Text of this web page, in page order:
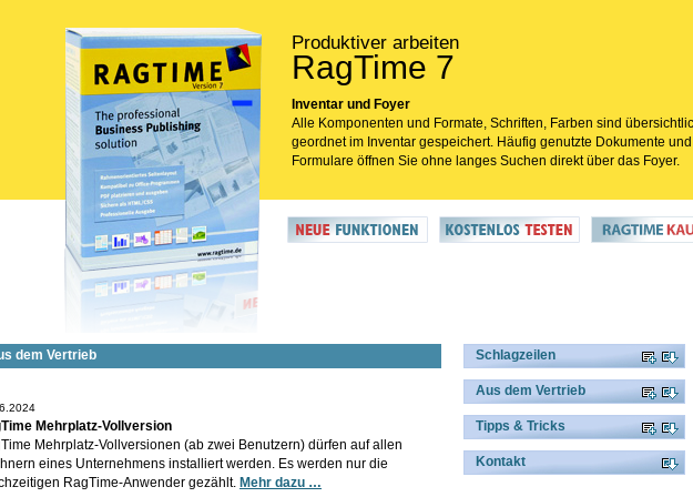
dem Vertrieb
Mehrplatz-Vollversion
Mehrplatz-Vollversionen (ab zwei Benutzern) dürfen auf allen
eines Unternehmens installiert werden. Es werden nur die
RagTime-Anwender gezählt. Mehr dazu …
Schlagzeilen
Aus dem Vertrieb
Tipps & Tricks
Kontakt
Produktiver arbeiten
RagTime 7
Inventar und Foyer
Alle Komponenten und Formate, Schriften, Farben sind
geordnet im Inventar gespeichert. Häufig genutzte Dokumente und
Formulare öffnen Sie ohne langes Suchen direkt über das Foyer.